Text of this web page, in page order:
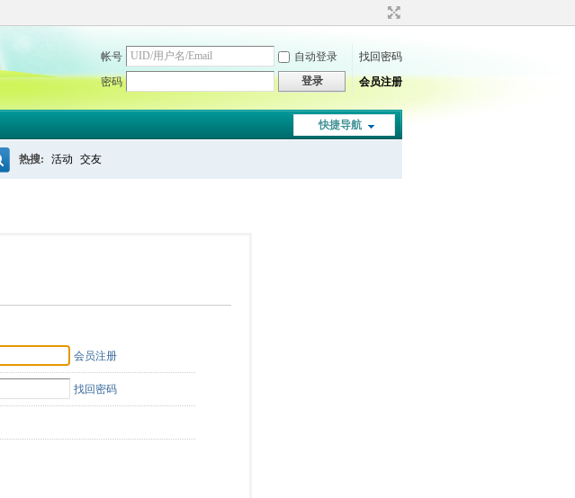
帐号 自动登录
找回密码
密码
登录 会员注册
快捷导航
热搜: 活动 交友
会员注册
找回密码